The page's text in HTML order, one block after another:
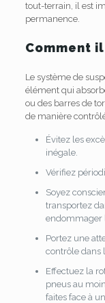
tout-terrain, il est
permanence.
Comment
Le système de
élément qui
ou des barres de
de manière
Évitez les
inégale.
Vérifiez
Soyez
transportez
endommager
Portez une
contrôle dans
Effectuez la
pneus au
faites face à